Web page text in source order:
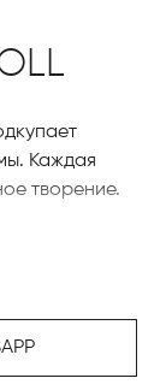
Каждая
творение.
Атолл
или
или в